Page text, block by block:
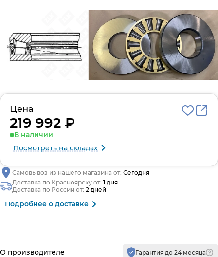
Цена
219 992 ₽
В наличии
Посмотреть на складах
Самовывоз из нашего магазина от: Сегодня
Доставка по Красноярску от: 1 дня
Доставка по России от: 2 дней
Подробнее о доставке
О производителе
Гарантия до 24 месяца